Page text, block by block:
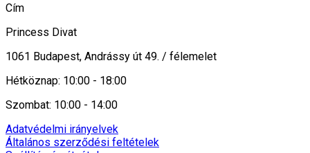
Cím
Princess Divat
1061 Budapest, Andrássy út 49. / félemelet
Hétköznap: 10:00 - 18:00
Szombat: 10:00 - 14:00
Adatvédelmi irányelvek
Általános szerződési feltételek